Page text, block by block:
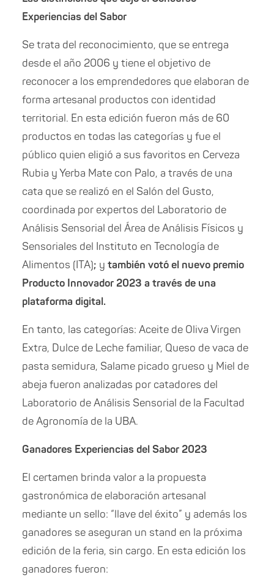
Experiencias del Sabor
Se trata del reconocimiento, que se entrega
desde el año 2006 y tiene el objetivo de
reconocer a los emprendedores que elaboran de
forma artesanal productos con identidad
territorial. En esta edición fueron más de 60
productos en todas las categorías y fue el
público quien eligió a sus favoritos en Cerveza
Rubia y Yerba Mate con Palo, a través de una
cata que se realizó en el Salón del Gusto,
coordinada por expertos del Laboratorio de
Análisis Sensorial del Área de Análisis Físicos y
Sensoriales del Instituto en Tecnología de
Alimentos (ITA); y también votó el nuevo premio
Producto Innovador 2023 a través de una
plataforma digital.
En tanto, las categorías: Aceite de Oliva Virgen
Extra, Dulce de Leche familiar, Queso de vaca de
pasta semidura, Salame picado grueso y Miel de
abeja fueron analizadas por catadores del
Laboratorio de Análisis Sensorial de la Facultad
de Agronomía de la UBA.
Ganadores Experiencias del Sabor 2023
El certamen brinda valor a la propuesta
gastronómica de elaboración artesanal
mediante un sello: “llave del éxito” y además los
ganadores se aseguran un stand en la próxima
edición de la feria, sin cargo. En esta edición los
ganadores fueron: